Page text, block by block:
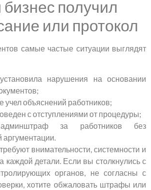
получил
или протокол
самые частые ситуации выглядят
нарушения на основании
учел объяснений работников;
с отступлениями от процедуры;
за работников без
аргументации.
внимательности, системности и
каждой детали. Если вы столкнулись с
органов, не согласны с
хотите обжаловать штрафы или